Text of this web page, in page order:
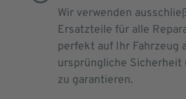
Wir verwenden
Ersatzteile für alle
perfekt auf Ihr Fahrzeug
ursprüngliche Sicherheit
zu garantieren.